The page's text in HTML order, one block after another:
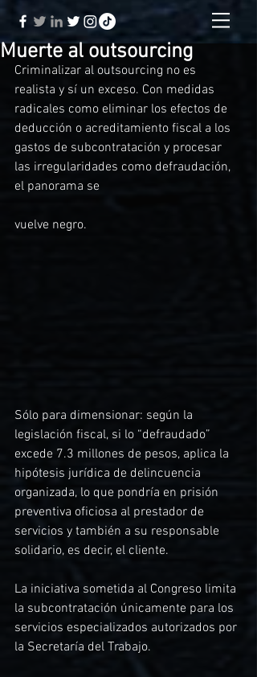
Muerte al outsourcing
Criminalizar al outsourcing no es
realista y sí un exceso. Con medidas
radicales como eliminar los efectos de
deducción o acreditamiento fiscal a los
gastos de subcontratación y procesar
las irregularidades como defraudación,
el panorama se
vuelve negro.
Sólo para dimensionar: según la
legislación fiscal, si lo “defraudado”
excede 7.3 millones de pesos, aplica la
hipótesis jurídica de delincuencia
organizada, lo que pondría en prisión
preventiva oficiosa al prestador de
servicios y también a su responsable
solidario, es decir, el cliente.
La iniciativa sometida al Congreso limita
la subcontratación únicamente para los
servicios especializados autorizados por
la Secretaría del Trabajo.